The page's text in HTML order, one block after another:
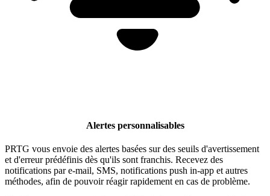
Alertes personnalisables
PRTG vous envoie des alertes basées sur des seuils d'avertissement
et d'erreur prédéfinis dès qu'ils sont franchis. Recevez des
notifications par e-mail, SMS, notifications push in-app et autres
méthodes, afin de pouvoir réagir rapidement en cas de problème.